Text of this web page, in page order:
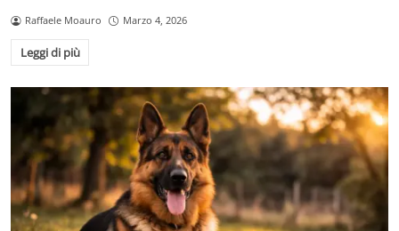
Raffaele Moauro Marzo 4, 2026
Leggi di più